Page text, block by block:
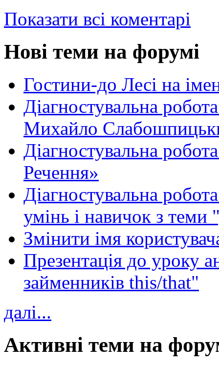
Показати всі коментарі
Нові теми на форумі
Гостини-до Лесі на
Діагностувальна
Михайло
Діагностувальна
Речення»
Діагностувальна
умінь і навичок з теми
Змінити імя
Презентація до уроку
займенників this/that"
далі...
Активні теми на